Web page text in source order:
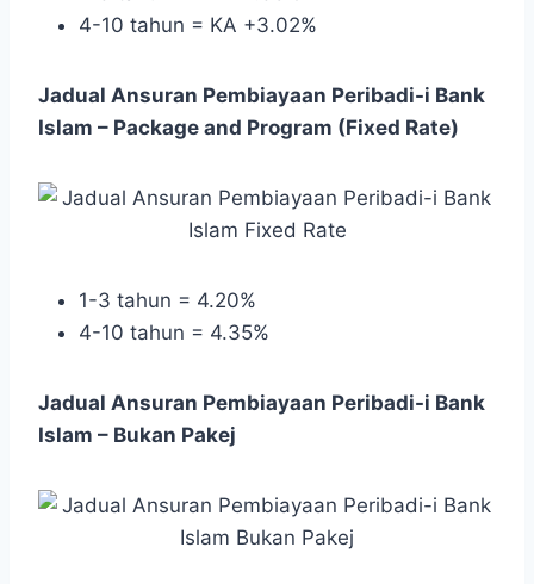
4-10 tahun = KA +3.02%
Jadual Ansuran Pembiayaan Peribadi-i Bank
Islam – Package and Program (Fixed Rate)
1-3 tahun = 4.20%
4-10 tahun = 4.35%
Jadual Ansuran Pembiayaan Peribadi-i Bank
Islam – Bukan Pakej